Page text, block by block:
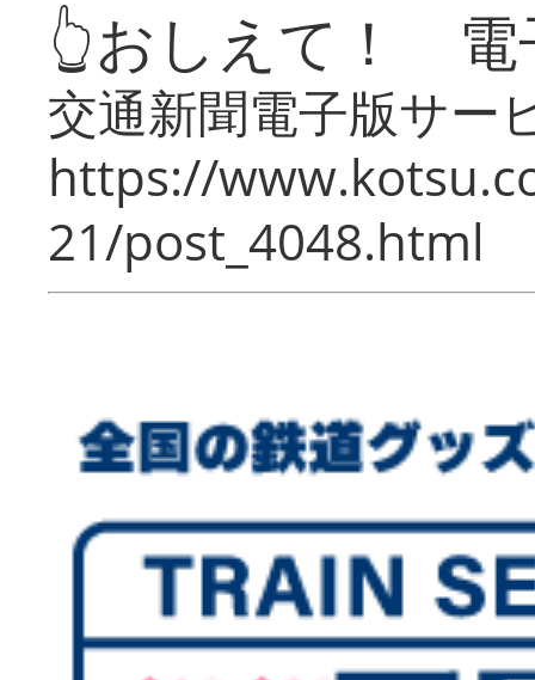
👆おしえて！ 電
交通新聞電子版サー
https://
21/post_4048.html